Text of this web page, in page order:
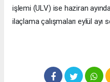
işlemi (ULV) ise haziran
ilaçlama çalışmaları eylül ayı